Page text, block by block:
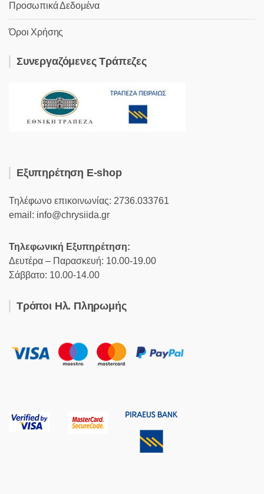
Προσωπικά Δεδομένα
Όροι Χρήσης
Συνεργαζόμενες Τράπεζες
Εξυπηρέτηση E-shop
Τηλέφωνο επικοινωνίας: 2736.033761
email: info@chrysiida.gr
Τηλεφωνική Εξυπηρέτηση:
Δευτέρα – Παρασκευή: 10.00-19.00
Σάββατο: 10.00-14.00
Τρόποι Ηλ. Πληρωμής